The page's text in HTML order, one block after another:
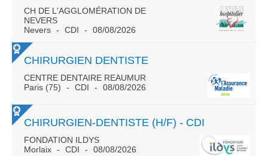
CH DE L'AGGLOMÉRATION DE
NEVERS
Nevers
CDI 08/08/2026
CHIRURGIEN DENTISTE
CENTRE DENTAIRE REAUMUR
Paris (75)
CDI 08/08/2026
CHIRURGIEN-DENTISTE (H/F) - CDI
FONDATION ILDYS
Morlaix
CDI 08/08/2026